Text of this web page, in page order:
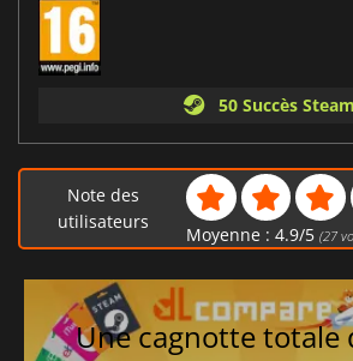
50 Succès Steam
Note des
utilisateurs
Moyenne : 4.9/5 (27
Une cagnotte totale